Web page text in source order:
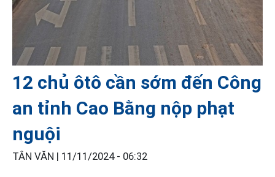
12 chủ ôtô cần sớm đến Công
an tỉnh Cao Bằng nộp phạt
nguội
TÂN VĂN | 11/11/2024 - 06:32